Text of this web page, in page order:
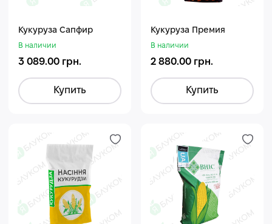
Кукуруза Сапфир
В наличии
3 089.00 грн.
Купить
Кукуруза Премия
В наличии
2 880.00 грн.
Купить